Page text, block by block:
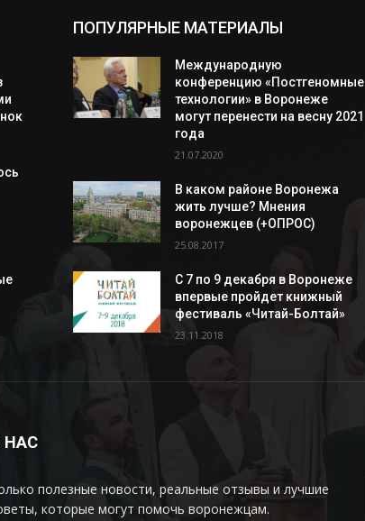
ПОПУЛЯРНЫЕ МАТЕРИАЛЫ
Международную
конференцию «Постгеномные
технологии» в Воронеже
могут перенести на весну 2021
года
21.07.2020
В каком районе Воронежа
жить лучше? Мнения
воронежцев (+ОПРОС)
25.08.2017
С 7 по 9 декабря в Воронеже
впервые пройдет книжный
фестиваль «Читай-Болтай»
23.11.2018
НАС
полезные новости, реальные отзывы и лучшие
которые могут помочь воронежцам.